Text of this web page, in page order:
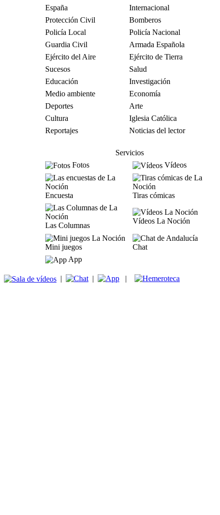
España
Internacional
Protección Civil
Bomberos
Policía Local
Policía Nacional
Guardia Civil
Armada Española
Ejército del Aire
Ejército de Tierra
Sucesos
Salud
Educación
Investigación
Medio ambiente
Economía
Deportes
Arte
Cultura
Iglesia Católica
Reportajes
Noticias del lector
Servicios
Fotos
Vídeos
Encuesta Tiras cómicas
Las Columnas
Vídeos La Noción
Mini juegos
Chat
App
| | |